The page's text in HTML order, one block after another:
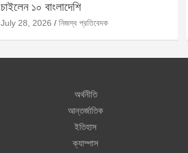
চাইলেন ১০ বাংলাদেশি
July 28, 2026 নিজস্ব প্রতিবেদক
অর্থনীতি
আন্তর্জাতিক
ইতিহাস
ক্যাম্পাস